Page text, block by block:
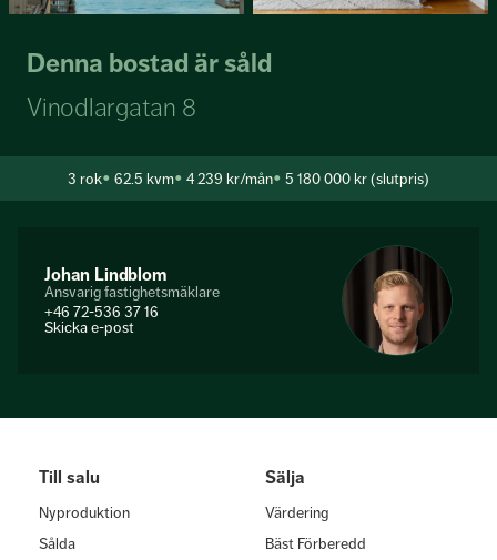
Denna bostad är såld
Vinodlargatan 8
3 rok 62.5 kvm 4 239 kr/mån 5 180 000 kr (slutpris)
Johan Lindblom
Ansvarig fastighetsmäklare
+46 72-536 37 16
Skicka e-post
Till salu
Nyproduktion
Sålda
Sälja
Värdering
Bäst Förberedd